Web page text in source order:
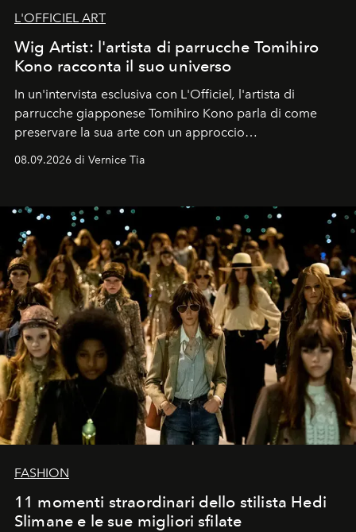
L'OFFICIEL ART
Wig Artist: l'artista di parrucche Tomihiro
Kono racconta il suo universo
In un'intervista esclusiva con L'Officiel , l'artista di
parrucche giapponese Tomihiro Kono parla di come
preservare la sua arte con un approccio
contemporaneo.
08.09.2026 di Vernice Tia
FASHION
11 momenti straordinari dello stilista Hedi
Slimane e le sue migliori sfilate